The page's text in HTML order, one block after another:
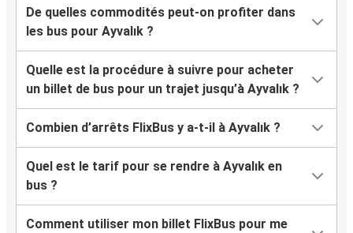
De quelles commodités peut-on profiter dans
les bus pour Ayvalık ?
Quelle est la procédure à suivre pour acheter
un billet de bus pour un trajet jusqu’à Ayvalık ?
Combien d’arrêts FlixBus y a-t-il à Ayvalık ?
Quel est le tarif pour se rendre à Ayvalık en
bus ?
Comment utiliser mon billet FlixBus pour me